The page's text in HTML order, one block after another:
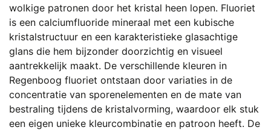
wolkige patronen door het kristal heen lopen. Fluoriet
is een calciumfluoride mineraal met een kubische
kristalstructuur en een karakteristieke glasachtige
glans die hem bijzonder doorzichtig en visueel
aantrekkelijk maakt. De verschillende kleuren in
Regenboog fluoriet ontstaan door variaties in de
concentratie van sporenelementen en de mate van
bestraling tijdens de kristalvorming, waardoor elk stuk
een eigen unieke kleurcombinatie en patroon heeft. De